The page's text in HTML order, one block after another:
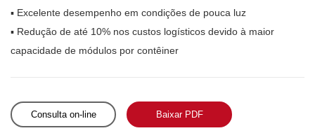
▪ Excelente desempenho em condições de pouca luz
▪ Redução de até 10% nos custos logísticos devido à maior
capacidade de módulos por contêiner
Consulta on-line Baixar PDF